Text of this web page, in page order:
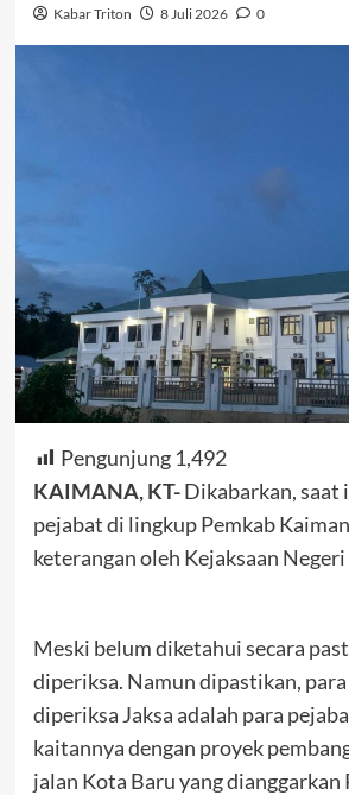
Kabar Triton 8 Juli 2026 0
Pengunjung 1,492
KAIMANA, KT-Dikabarkan, saat
pejabat di lingkup Pemkab
keterangan oleh Kejaksaan
Meski belum diketahui secara
diperiksa. Namun dipastikan,
diperiksa Jaksa adalah para
kaitannya dengan proyek
jalan Kota Baru yang dianggarkan